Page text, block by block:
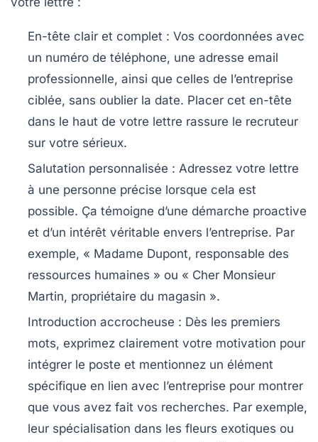
En-tête clair et complet : Vos coordonnées avec
un numéro de téléphone, une adresse email
professionnelle, ainsi que celles de l’entreprise
ciblée, sans oublier la date. Placer cet en-tête
dans le haut de votre lettre rassure le recruteur
sur votre sérieux.
Salutation personnalisée : Adressez votre lettre
à une personne précise lorsque cela est
possible. Ça témoigne d’une démarche proactive
et d’un intérêt véritable envers l’entreprise. Par
exemple, « Madame Dupont, responsable des
ressources humaines » ou « Cher Monsieur
Martin, propriétaire du magasin ».
Introduction accrocheuse : Dès les premiers
mots, exprimez clairement votre motivation pour
intégrer le poste et mentionnez un élément
spécifique en lien avec l’entreprise pour montrer
que vous avez fait vos recherches. Par exemple,
leur spécialisation dans les fleurs exotiques ou